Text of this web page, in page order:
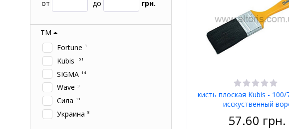
от до грн.
ТМ
Fortune
1
Kubis 51
SIGMA 14
Wave 3
Сила 11
Украина 8
кисть плоская Kubis -
исскуственный
57.60 грн.